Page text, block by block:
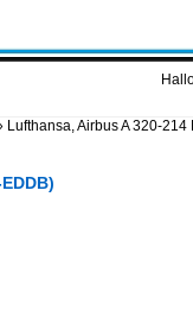
Lufthansa, Airbus A 320-